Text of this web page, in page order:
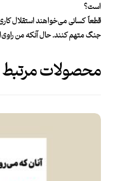
است؟
قطعاً کسانی می‌خواهند استقلال کاری
جنگ متهم کنند. حال آنکه من
محصولات مرتبط